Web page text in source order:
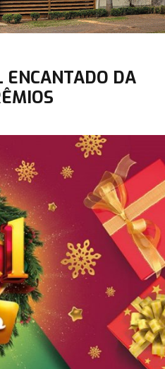
ENCANTADO DA